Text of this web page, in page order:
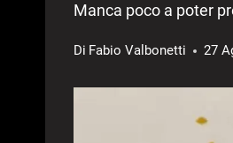
Manca poco a poter
Di Fabio Valbonetti 27